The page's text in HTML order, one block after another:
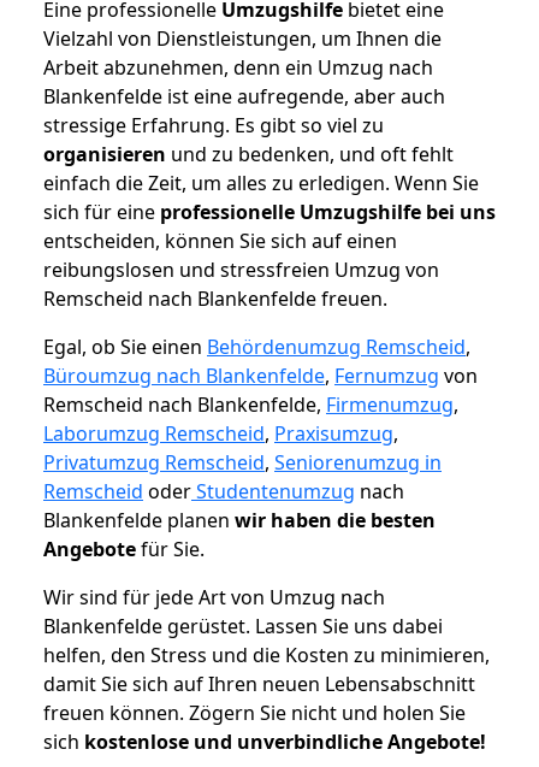
Eine professionelle Umzugshilfe bietet eine
Vielzahl von Dienstleistungen, um Ihnen die
Arbeit abzunehmen, denn ein Umzug nach
Blankenfelde ist eine aufregende, aber auch
stressige Erfahrung. Es gibt so viel zu
organisieren und zu bedenken, und oft fehlt
einfach die Zeit, um alles zu erledigen. Wenn Sie
sich für eine professionelle Umzugshilfe bei uns
entscheiden, können Sie sich auf einen
reibungslosen und stressfreien Umzug von
Remscheid nach Blankenfelde freuen.
Egal, ob Sie einen Behördenumzug Remscheid,
Büroumzug nach Blankenfelde, Fernumzug von
Remscheid nach Blankenfelde, Firmenumzug,
Laborumzug Remscheid, Praxisumzug,
Privatumzug Remscheid, Seniorenumzug in
Remscheid oderStudentenumzug nach
Blankenfelde planen wir haben die besten
Angebotefür Sie.
Wir sind für jede Art von Umzug nach
Blankenfelde gerüstet. Lassen Sie uns dabei
helfen, den Stress und die Kosten zu minimieren,
damit Sie sich auf Ihren neuen Lebensabschnitt
freuen können. Zögern Sie nicht und holen Sie
sich kostenlose und unverbindliche Angebote!